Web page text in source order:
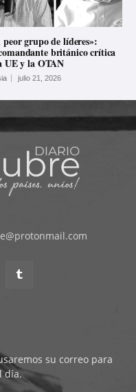
peor grupo de líderes»:
británico crítica
UE y la OTAN
julio 21, 2026
su correo para
día.